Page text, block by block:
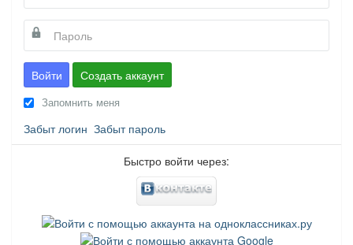
Войти Создать аккаунт
Запомнить меня
Забыт логин Забыт пароль
Быстро войти через: